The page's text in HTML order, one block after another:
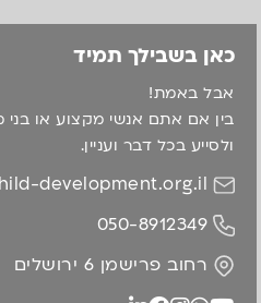
כאן בשבילך תמיד
אבל באמת!
בין אם אתם אנשי מקצוע או
ולסייע בכל דבר ועניין.
development.org.il
050-8912349
רחוב פרישמן 6 ירושלים